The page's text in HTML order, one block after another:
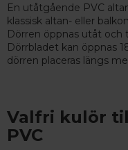
En utåtgående PVC
klassisk altan- eller
Dörren öppnas utåt och
Dörrbladet kan öppnas
dörren placeras längs
Valfri kulör
PVC